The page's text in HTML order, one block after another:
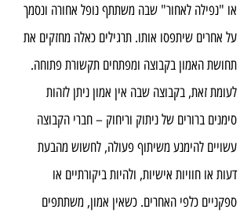
או "נפילה לאחור" שבה משתתף נופל אחורה ונסמך
על אחרים שיתפסו אותו. תרגילים כאלה מחזקים את
תחושת האמון בקבוצה ומפתחים תקשורת פתוחה.
לעומת זאת, בקבוצה שבה אין אמון ניתן לזהות
סימנים ברורים של ניתוק וריחוק – חברי הקבוצה
עשויים להימנע משיתוף פעולה, לחשוש מהבעת
דעות או חוויות אישיות, ולהיות ביקורתיים או
ספקניים כלפי האחרים. כשאין אמון, משתתפים